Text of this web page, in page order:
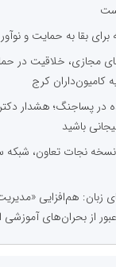
بقا به حمایت و
مجازی، خلاقیت در
کامیون‌داران کرج
در پساجنگ؛ هشدار
باشید
نجات تعاون، شبکه
زبان: هم‌افزایی
از بحران‌های